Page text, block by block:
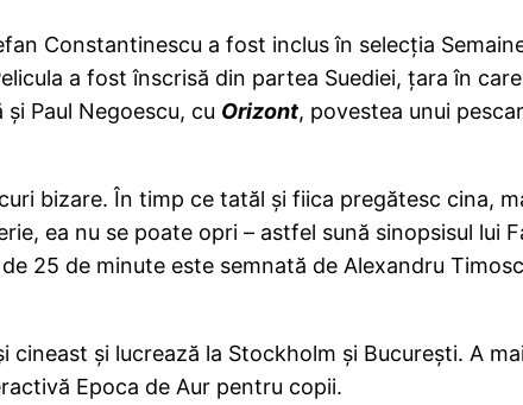
Constantinescu a fost inclus în selecţia
a fost înscrisă din partea Suediei, ţara în
Paul Negoescu, cu Orizont, povestea unui
bizare. În timp ce tatăl şi fiica pregătesc cina,
ea nu se poate opri – astfel sună sinopsisul lui
25 de minute este semnată de Alexandru
şi lucrează la Stockholm şi Bucureşti. A
Epoca de Aur pentru copii.